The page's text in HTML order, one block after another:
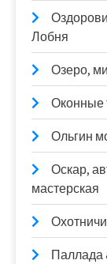
Лобня
Озеро,
Оконные
Ольгин
Оскар,
мастерская
Паллада